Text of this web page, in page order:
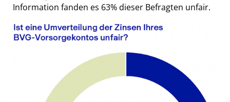
Information fanden es 63% dieser Befragten unfair.